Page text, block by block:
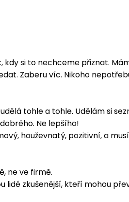
si to nechceme přiznat.
Zaberu víc. Nikoho
tohle a tohle. Udělám si
Ne lepšího!
houževnatý, pozitivní, a
ne ve firmě.
lidé zkušenější, kteří mohou